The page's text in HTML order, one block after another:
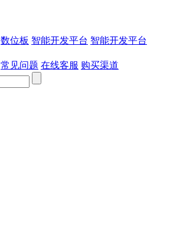
数位板 智能开发平台 智能开发平台
常见问题 在线客服 购买渠道